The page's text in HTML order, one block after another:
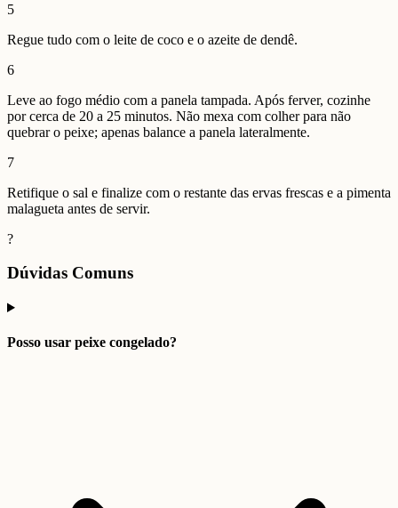
5
Regue tudo com o leite de coco e o azeite de dendê.
6
Leve ao fogo médio com a panela tampada. Após ferver, cozinhe
por cerca de 20 a 25 minutos. Não mexa com colher para não
quebrar o peixe; apenas balance a panela lateralmente.
7
Retifique o sal e finalize com o restante das ervas frescas e a pimenta
malagueta antes de servir.
?
Dúvidas Comuns
Posso usar peixe congelado?